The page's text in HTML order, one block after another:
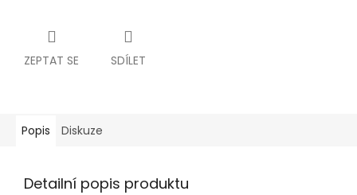
ZEPTAT SE SDÍLET
Popis Diskuze
Detailní popis produktu